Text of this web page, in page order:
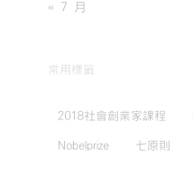
« 7 月
常用標籤
2018社會創業家課程
Nobelprize 七原則